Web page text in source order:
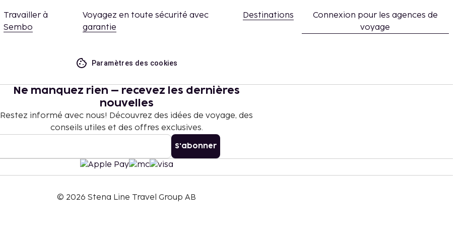
Travailler à
Sembo
Voyagez en toute sécurité avec
garantie
Destinations
Connexion pour les agences de
voyage
Paramètres des cookies
Ne manquez rien – recevez les dernières
nouvelles
Restez informé avec nous! Découvrez des idées de voyage, des
conseils utiles et des offres exclusives.
S'abonner
© 2026 Stena Line Travel Group AB